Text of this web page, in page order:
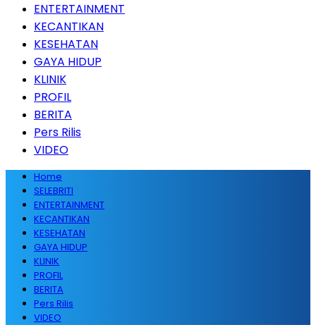
ENTERTAINMENT
KECANTIKAN
KESEHATAN
GAYA HIDUP
KLINIK
PROFIL
BERITA
Pers Rilis
VIDEO
Home
SELEBRITI
ENTERTAINMENT
KECANTIKAN
KESEHATAN
GAYA HIDUP
KLINIK
PROFIL
BERITA
Pers Rilis
VIDEO